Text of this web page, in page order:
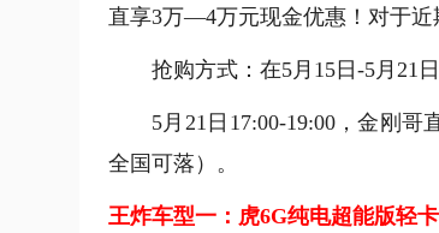
直享3万—4万元现金优惠！对于近
抢购方式：在5月15日-5月21
5月21日17:00-19:00，金刚
全国可落）。
王炸车型一：虎6G纯电超能版轻卡